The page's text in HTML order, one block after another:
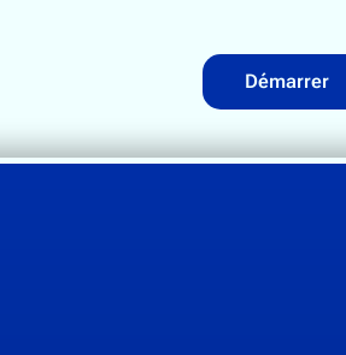
Démarrer